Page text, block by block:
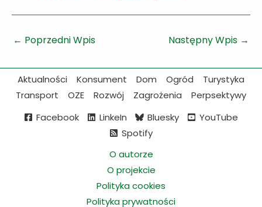
← Poprzedni Wpis Następny Wpis →
Aktualności Konsument Dom Ogród
Turystyka
Transport
OZE Rozwój Zagrożenia
Perpsektywy
Facebook
LinkeIn Bluesky
YouTube
Spotify
O autorze
O projekcie
Polityka cookies
Polityka prywatności